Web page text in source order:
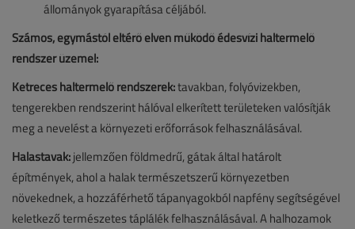
állományok gyarapítása céljából.
Számos, egymástól eltérő elven működő édesvízi haltermelő
rendszer üzemel:
Ketreces haltermelő rendszerek:tavakban, folyóvizekben,
tengerekben rendszerint hálóval elkerített területeken valósítják
meg a nevelést a környezeti erőforrások felhasználásával.
Halastavak:jellemzően földmedrű, gátak által határolt
építmények, ahol a halak természetszerű környezetben
növekednek, a hozzáférhető tápanyagokból napfény segítségével
keletkező természetes táplálék felhasználásával. A halhozamok